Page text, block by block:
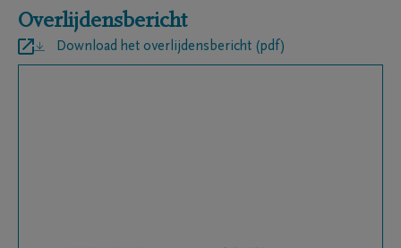
Overlijdensbericht
Download het overlijdensbericht (pdf)